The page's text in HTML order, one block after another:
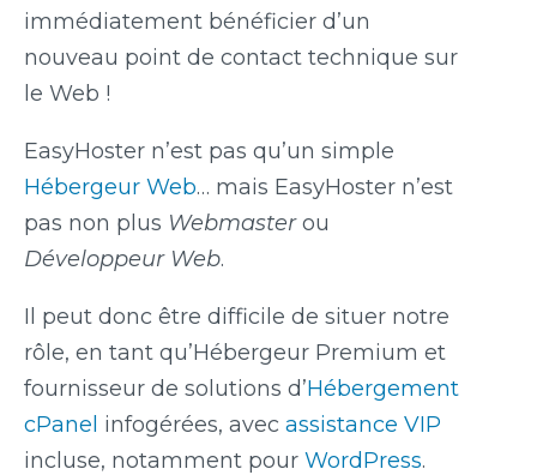
immédiatement bénéficier d’un
nouveau point de contact technique sur
le Web !
EasyHoster n’est pas qu’un simple
Hébergeur Web… mais EasyHoster n’est
pas non plus Webmasterou
Développeur Web.
Il peut donc être difficile de situer notre
rôle, en tant qu’Hébergeur Premium et
fournisseur de solutions d’Hébergement
cPanel infogérées, avec assistance VIP
incluse, notamment pour WordPress.